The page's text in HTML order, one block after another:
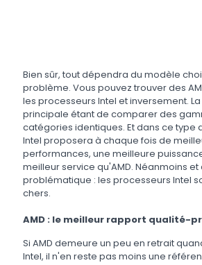
Bien sûr, tout dépendra du modèle
problème. Vous pouvez trouver des
les processeurs Intel et inversement.
principale étant de comparer des
catégories identiques. Et dans ce type
Intel proposera à chaque fois de
performances, une meilleure
meilleur service qu'AMD. Néanmoins et
problématique : les processeurs Intel
chers.
AMD : le meilleur rapport qualité-
Si AMD demeure un peu en retrait
Intel, il n'en reste pas moins une